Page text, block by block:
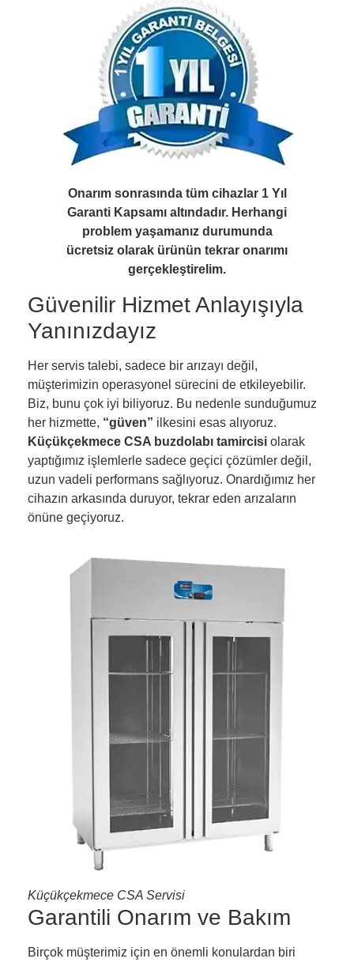
Onarım sonrasında tüm cihazlar 1 Yıl
Garanti Kapsamı altındadır. Herhangi
problem yaşamanız durumunda
ücretsiz olarak ürünün tekrar onarımı
gerçekleştirelim.
Güvenilir Hizmet Anlayışıyla
Yanınızdayız
Her servis talebi, sadece bir arızayı değil,
müşterimizin operasyonel sürecini de etkileyebilir.
Biz, bunu çok iyi biliyoruz. Bu nedenle sunduğumuz
her hizmette, “güven” ilkesini esas alıyoruz.
Küçükçekmece CSA buzdolabı tamircisi olarak
yaptığımız işlemlerle sadece geçici çözümler değil,
uzun vadeli performans sağlıyoruz. Onardığımız her
cihazın arkasında duruyor, tekrar eden arızaların
önüne geçiyoruz.
Küçükçekmece CSA Servisi
Garantili Onarım ve Bakım
Birçok müşterimiz için en önemli konulardan biri